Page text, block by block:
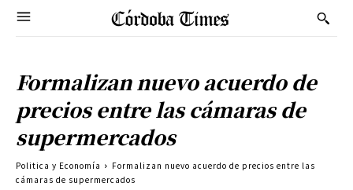
Formalizan nuevo acuerdo de
precios entre las cámaras de
supermercados
Politica y Economía
Formalizan nuevo acuerdo de precios entre las
cámaras de supermercados